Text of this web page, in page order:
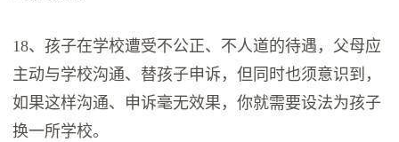
18、孩子在学校遭受不公正、不人道的待遇，父母应
主动与学校沟通、替孩子申诉，但同时也须意识到，
如果这样沟通、申诉毫无效果，你就需要设法为孩子
换一所学校。